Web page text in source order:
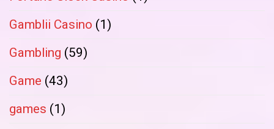
Gamblii Casino (1)
Gambling (59)
Game (43)
games (1)